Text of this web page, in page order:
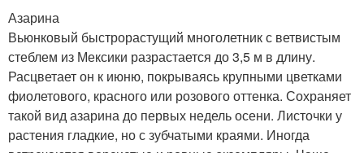
Азарина
Вьюнковый быстрорастущий многолетник с ветвистым
стеблем из Мексики разрастается до 3,5 м в длину.
Расцветает он к июню, покрываясь крупными цветками
фиолетового, красного или розового оттенка. Сохраняет
такой вид азарина до первых недель осени. Листочки у
растения гладкие, но с зубчатыми краями. Иногда